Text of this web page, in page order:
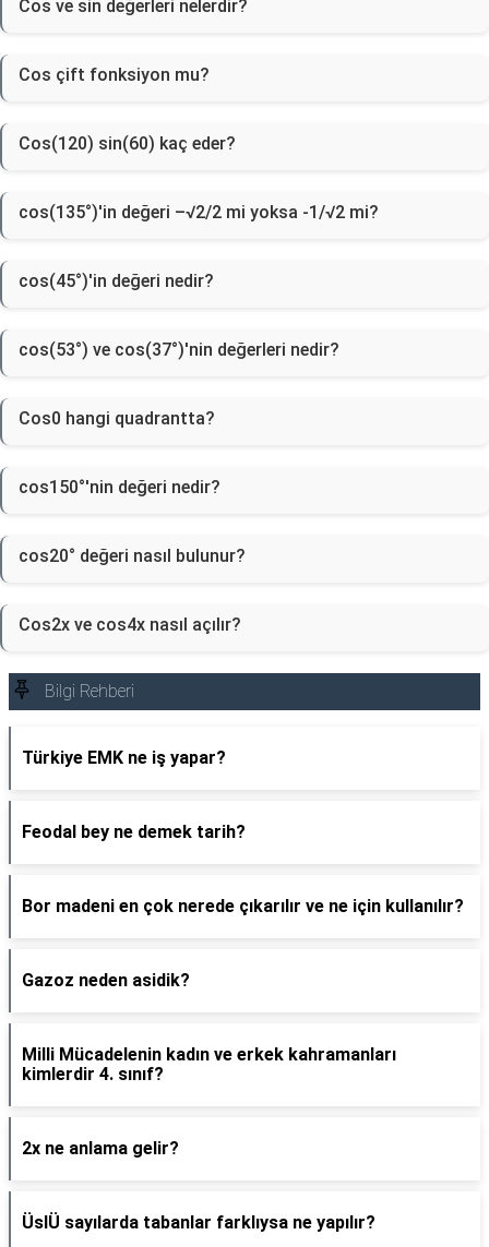
Cos ve sin değerleri nelerdir?
Cos çift fonksiyon mu?
Cos(120) sin(60) kaç eder?
cos(135°)'in değeri –√2/2 mi yoksa -1/√2 mi?
cos(45°)'in değeri nedir?
cos(53°) ve cos(37°)'nin değerleri nedir?
Cos0 hangi quadrantta?
cos150°'nin değeri nedir?
cos20° değeri nasıl bulunur?
Cos2x ve cos4x nasıl açılır?
Bilgi Rehberi
Türkiye EMK ne iş yapar?
Feodal bey ne demek tarih?
Bor madeni en çok nerede çıkarılır ve ne için kullanılır?
Gazoz neden asidik?
Milli Mücadelenin kadın ve erkek kahramanları
kimlerdir 4. sınıf?
2x ne anlama gelir?
ÜslÜ sayılarda tabanlar farklıysa ne yapılır?